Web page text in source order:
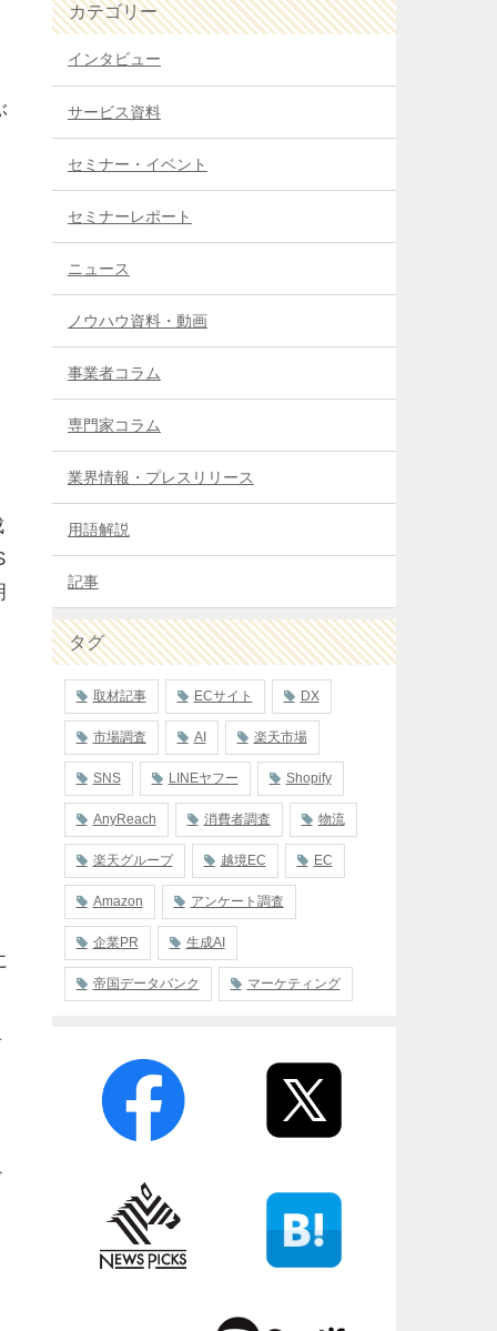
カテゴリー
インタビュー
サービス資料
セミナー・イベント
セミナーレポート
ニュース
ノウハウ資料・動画
事業者コラム
専門家コラム
業界情報・プレスリリース
用語解説
記事
タグ
取材記事 ECサイト DX
市場調査 AI 楽天市場
SNS LINEヤフー Shopify
AnyReach 消費者調査 物流
楽天グループ 越境EC EC
Amazon アンケート調査
企業PR 生成AI
帝国データバンク マーケティング